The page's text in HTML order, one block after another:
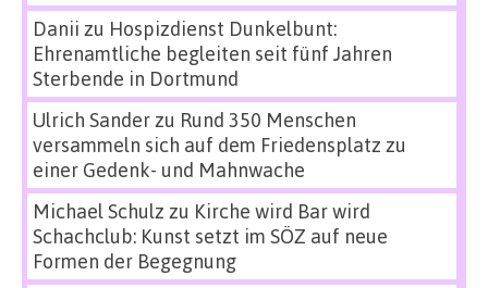
Danii zu Hospizdienst Dunkelbunt:
Ehrenamtliche begleiten seit fünf Jahren
Sterbende in Dortmund
Ulrich Sanderzu Rund 350 Menschen
versammeln sich auf dem Friedensplatz zu
einer Gedenk- und Mahnwache
Michael Schulz zu Kirche wird Bar wird
Schachclub: Kunst setzt im SÖZ auf neue
Formen der Begegnung